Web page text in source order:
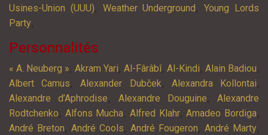
Usines-Union (UUU), Weather Underground ,Young Lords
Party,
Personnalités
« A. Neuberg », Akram Yari, Al-Fârâbî, Al-Kindi, Alain Badiou,
Albert Camus,Alexander Dubček, Alexandra Kollontai,
Alexandre d’Aphrodise, Alexandre Douguine, Alexandre
Rodtchenko, Alfons Mucha,Alfred Klahr,Amadeo Bordiga,
André Breton, André Cools, André Fougeron, André Marty,